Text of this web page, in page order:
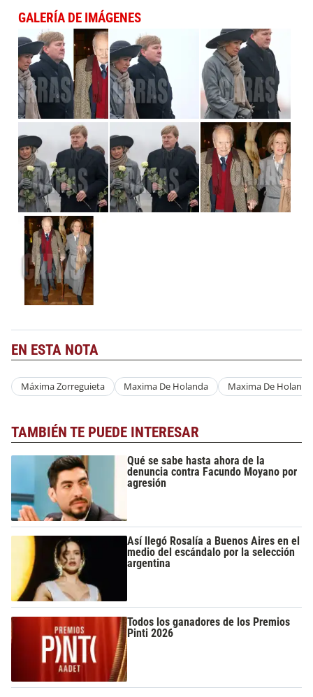
GALERÍA DE IMÁGENES
EN ESTA NOTA
Máxima Zorreguieta Maxima De Holanda Maxima De Holanda
TAMBIÉN TE PUEDE INTERESAR
Qué se sabe hasta ahora de la
denuncia contra Facundo Moyano por
agresión
Así llegó Rosalía a Buenos Aires en el
medio del escándalo por la selección
argentina
Todos los ganadores de los Premios
Pinti 2026